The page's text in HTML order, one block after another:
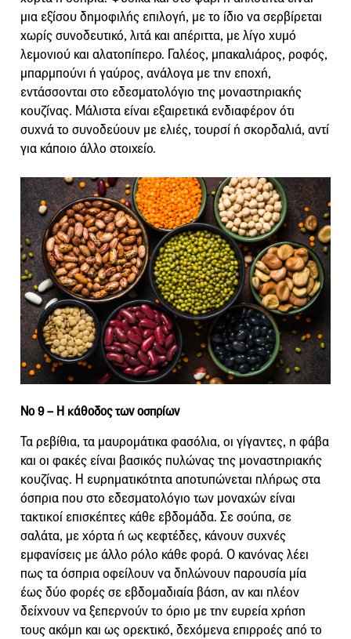
μια εξίσου δημοφιλής επιλογή, με το ίδιο να σερβίρεται
χωρίς συνοδευτικό, λιτά και απέριττα, με λίγο χυμό
λεμονιού και αλατοπίπερο. Γαλέος, μπακαλιάρος, ροφός,
μπαρμπούνι ή γαύρος, ανάλογα με την εποχή,
εντάσσονται στο εδεσματολόγιο της μοναστηριακής
κουζίνας. Μάλιστα είναι εξαιρετικά ενδιαφέρον ότι
συχνά το συνοδεύουν με ελιές, τουρσί ή σκορδαλιά, αντί
για κάποιο άλλο στοιχείο.
Νο 9 – Η κάθοδος των οσπρίων
Τα ρεβίθια, τα μαυρομάτικα φασόλια, οι γίγαντες, η φάβα
και οι φακές είναι βασικός πυλώνας της μοναστηριακής
κουζίνας. Η ευρηματικότητα αποτυπώνεται πλήρως στα
όσπρια που στο εδεσματολόγιο των μοναχών είναι
τακτικοί επισκέπτες κάθε εβδομάδα. Σε σούπα, σε
σαλάτα, με χόρτα ή ως κεφτέδες, κάνουν συχνές
εμφανίσεις με άλλο ρόλο κάθε φορά. Ο κανόνας λέει
πως τα όσπρια οφείλουν να δηλώνουν παρουσία μία
έως δύο φορές σε εβδομαδιαία βάση, αν και πλέον
δείχνουν να ξεπερνούν το όριο με την ευρεία χρήση
τους ακόμη και ως ορεκτικό, δεχόμενα επιρροές από το